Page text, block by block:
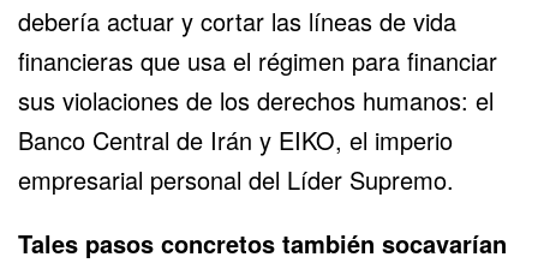
debería actuar y cortar las líneas de vida
financieras que usa el régimen para financiar
sus violaciones de los derechos humanos: el
Banco Central de Irán y EIKO, el imperio
empresarial personal del Líder Supremo.
Tales pasos concretos también socavarían